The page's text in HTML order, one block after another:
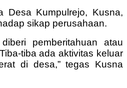
Desa Kumpulrejo, Kusna,
sikap perusahaan.
pemberitahuan atau
tiba ada aktivitas keluar
di desa,” tegas Kusna